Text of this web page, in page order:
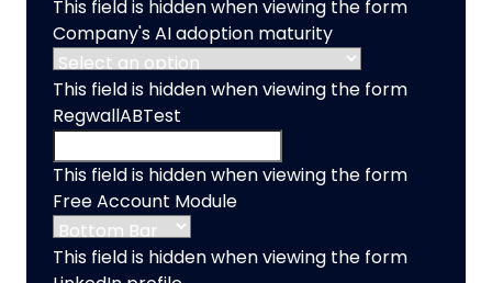
This field is hidden when viewing the form
Company's AI adoption maturity
This field is hidden when viewing the form
RegwallABTest
This field is hidden when viewing the form
Free Account Module
This field is hidden when viewing the form